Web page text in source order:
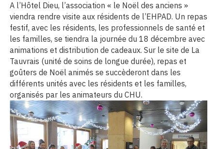
A l’Hôtel Dieu, l’association « le Noël des anciens »
viendra rendre visite aux résidents de l’EHPAD. Un repas
festif, avec les résidents, les professionnels de santé et
les familles, se tiendra la journée du 18 décembre avec
animations et distribution de cadeaux. Sur le site de La
Tauvrais (unité de soins de longue durée), repas et
goûters de Noël animés se succèderont dans les
différents unités avec les résidents et les familles,
organisés par les animateurs du CHU.